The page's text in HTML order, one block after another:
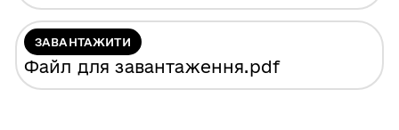
ЗАВАНТАЖИТИ
Файл для завантаження.pdf